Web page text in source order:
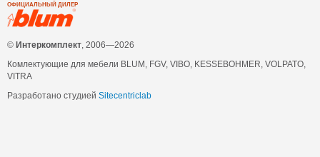
ОФИЦИАЛЬНЫЙ ДИЛЕР
© Интеркомплект , 2006—2026
Комлектующие для мебели BLUM, FGV, VIBO, KESSEBOHMER, VOLPATO,
VITRA
Разработано студией Sitecentriclab